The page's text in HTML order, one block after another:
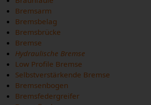
Bremsarm
Bremsbelag
Bremsbrücke
Bremse
Hydraulische Bremse
Low Profile Bremse
Selbstverstärkende Bremse
Bremsenbogen
Bremsfedergreifer